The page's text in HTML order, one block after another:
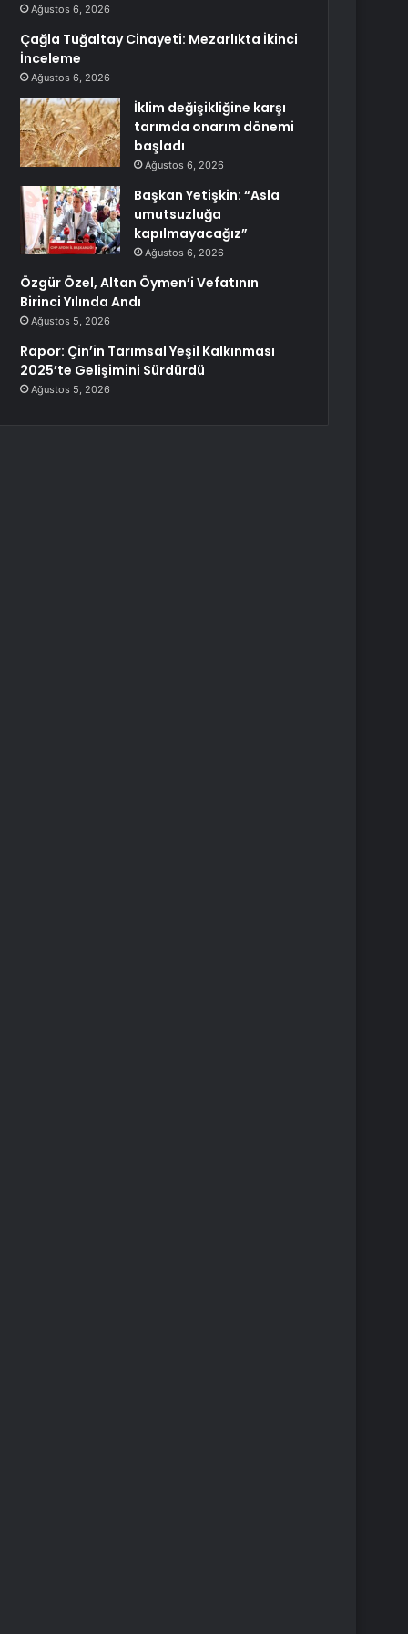
Ağustos 6, 2026
Çağla Tuğaltay Cinayeti: Mezarlıkta İkinci
İnceleme
Ağustos 6, 2026
İklim değişikliğine karşı
tarımda onarım dönemi
başladı
Ağustos 6, 2026
Başkan Yetişkin: “Asla
umutsuzluğa
kapılmayacağız”
Ağustos 6, 2026
Özgür Özel, Altan Öymen’i Vefatının
Birinci Yılında Andı
Ağustos 5, 2026
Rapor: Çin’in Tarımsal Yeşil Kalkınması
2025’te Gelişimini Sürdürdü
Ağustos 5, 2026